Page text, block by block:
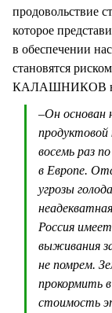
продовольствие
которое
в обеспечении
становятся
КАЛАШНИКОВ
–Он основан
продуктовой
восемь раз
в Европе.
угрозы
Россия
выживания
не помрем.
прокормить
стоимость